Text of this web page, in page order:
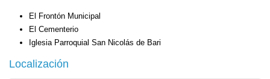
El Frontón Municipal
El Cementerio
Iglesia Parroquial San Nicolás de Bari
Localización